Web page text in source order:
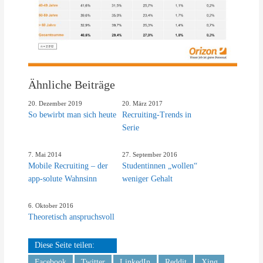
Ähnliche Beiträge
20. Dezember 2019
So bewirbt man sich heute
20. März 2017
Recruiting-Trends in
Serie
7. Mai 2014
Mobile Recruiting – der
app-solute Wahnsinn
27. September 2016
Studentinnen „wollen“
weniger Gehalt
6. Oktober 2016
Theoretisch anspruchsvoll
Diese Seite teilen: